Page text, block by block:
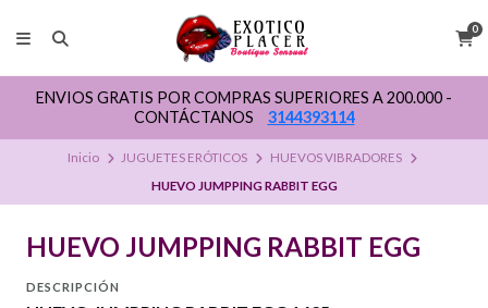
0
ENVIOS GRATIS POR COMPRAS SUPERIORES A 200.000 -
CONTÁCTANOS
3144393114
Inicio JUGUETES ERÓTICOS
HUEVOS VIBRADORES
HUEVO JUMPPING RABBIT EGG
HUEVO JUMPPING RABBIT EGG
DESCRIPCIÓN